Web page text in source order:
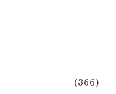
(366)